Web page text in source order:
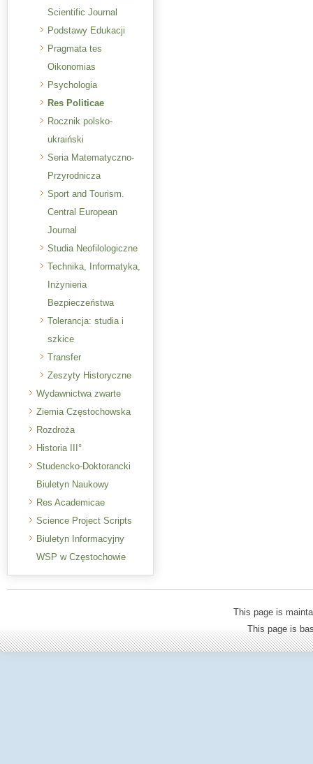
Scientific Journal
Podstawy Edukacji
Pragmata tes
Oikonomias
Psychologia
Res Politicae
Rocznik polsko-
ukraiński
Seria Matematyczno-
Przyrodnicza
Sport and Tourism.
Central European
Journal
Studia Neofilologiczne
Technika, Informatyka,
Inżynieria
Bezpieczeństwa
Tolerancja: studia i
szkice
Transfer
Zeszyty Historyczne
Wydawnictwa zwarte
Ziemia Częstochowska
Rozdroża
Historia III°
Studencko-Doktorancki
Biuletyn Naukowy
Res Academicae
Science Project Scripts
Biuletyn Informacyjny
WSP w Częstochowie
This page is
This page is